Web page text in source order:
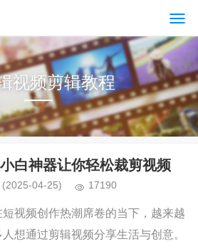
视频剪辑教程
白神器让你轻松裁剪视频
(2025-04-25) 17190
短视频创作热潮席卷的当下，越来越
人想通过剪辑视频分享生活与创意。